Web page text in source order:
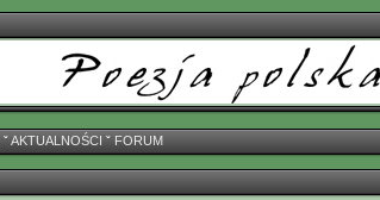
ˇAKTUALNOŚCI ˇ FORUM